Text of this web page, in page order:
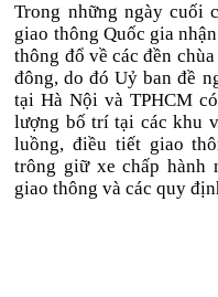
Trong những ngày cuối
giao thông Quốc gia
thông đổ về các đền
đông, do đó Uỷ ban đề
tại Hà Nội và TPHCM
lượng bố trí tại các khu
luồng, điều tiết giao
trông giữ xe chấp hành
giao thông và các quy